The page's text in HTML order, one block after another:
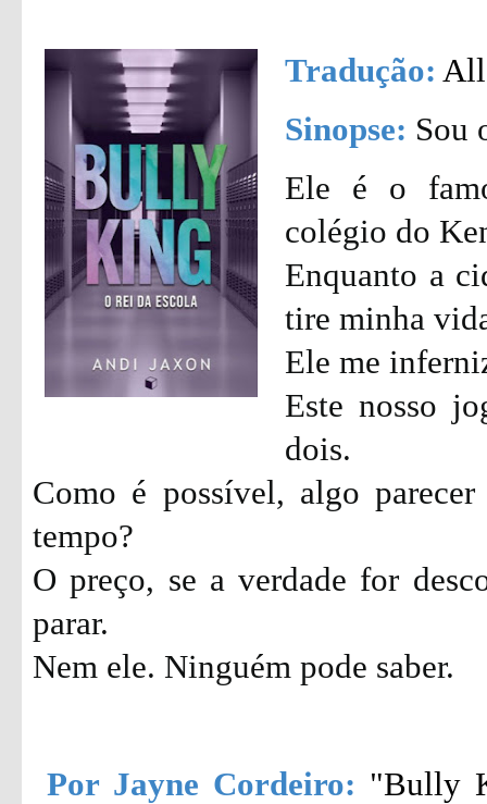
Tradução:
Sinopse: Sou
Ele é o
colégio do
Enquanto a
tire minha
Ele me
Este nosso
dois.
Como é possível, algo
tempo?
O preço, se a verdade for
parar.
Nem ele. Ninguém pode saber.
Por Jayne Cordeiro: "Bully